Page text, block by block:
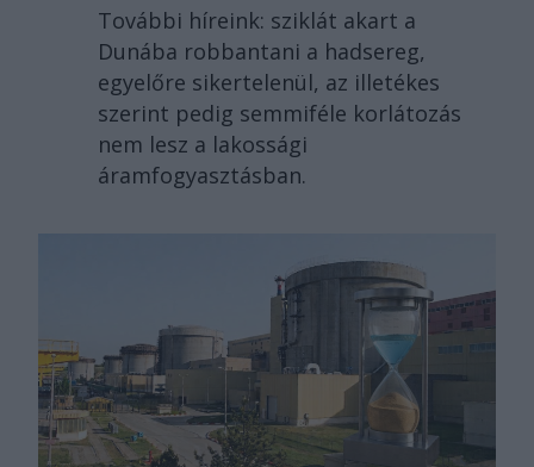
További híreink: sziklát akart a
Dunába robbantani a hadsereg,
egyelőre sikertelenül, az illetékes
szerint pedig semmiféle korlátozás
nem lesz a lakossági
áramfogyasztásban.